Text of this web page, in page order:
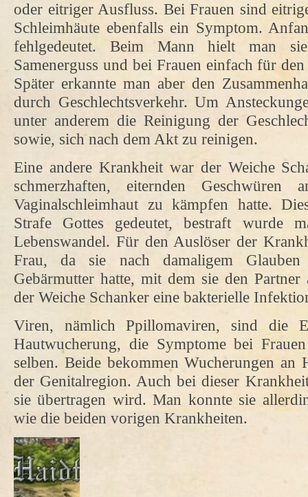
oder eitriger Ausfluss. Bei Frauen sind
Schleimhäute ebenfalls ein Symptom.
fehlgedeutet. Beim Mann hielt man
Samenerguss und bei Frauen einfach für
Später erkannte man aber den
durch Geschlechtsverkehr. Um
unter anderem die Reinigung der
sowie, sich nach dem Akt zu reinigen.
Eine andere Krankheit war der Weiche
schmerzhaften, eiternden
Vaginalschleimhaut zu kämpfen hatte.
Strafe Gottes gedeutet, bestraft wurde
Lebenswandel. Für den Auslöser der
Frau, da sie nach damaligem
Gebärmutter hatte, mit dem sie den Partner
der Weiche Schanker eine bakterielle
Viren, nämlich Ppillomaviren, sind die
Hautwucherung, die Symptome bei
selben. Beide bekommen Wucherungen an
der Genitalregion. Auch bei dieser
sie übertragen wird. Man konnte sie
wie die beiden vorigen Krankheiten.